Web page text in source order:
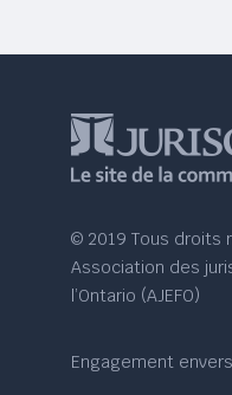
© 2019 Tous droits
Association des
l’Ontario (AJEFO)
Engagement envers